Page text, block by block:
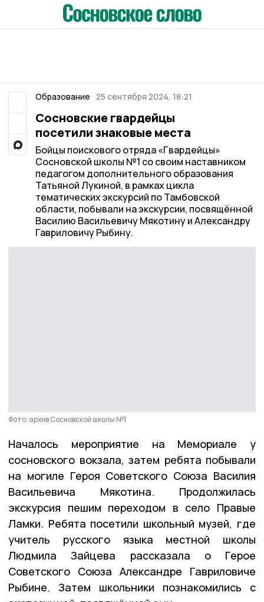
Образование 25 сентября 2024, 18:21
Сосновские гвардейцы
посетили знаковые места
Бойцы поискового отряда «Гвардейцы»
Сосновской школы №1 со своим наставником
педагогом дополнительного образования
Татьяной Лукиной, в рамках цикла
тематических экскурсий по Тамбовской
области, побывали на экскурсии, посвящённой
Василию Васильевичу Мякотину и Александру
Гавриловичу Рыбину.
Фото: архив Сосновской школы №1
Началось мероприятие на Мемориале у
сосновского вокзала, затем ребята побывали
на могиле Героя Советского Союза Василия
Васильевича Мякотина. Продолжилась
экскурсия пешим переходом в село Правые
Ламки. Ребята посетили школьный музей, где
учитель русского языка местной школы
Людмила Зайцева рассказала о Герое
Советского Союза Александре Гавриловиче
Рыбине. Затем школьники познакомились с